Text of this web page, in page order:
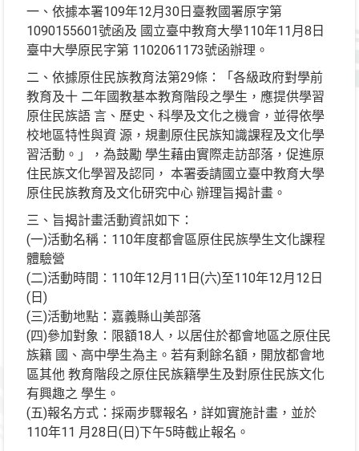
一、依據本署109年12月30日臺教國署原字第
1090155601號函及 國立臺中教育大學110年11月8日
臺中大學原民字第 1102061173號函辦理。
二、依據原住民族教育法第29條：「各級政府對學前
教育及十 二年國教基本教育階段之學生，應提供學習
原住民族語 言、歷史、科學及文化之機會，並得依學
校地區特性與資 源，規劃原住民族知識課程及文化學
習活動。」，為鼓勵 學生藉由實際走訪部落，促進原
住民族文化學習及認同， 本署委請國立臺中教育大學
原住民族教育及文化研究中心 辦理旨揭計畫。
三、旨揭計畫活動資訊如下：
(一)活動名稱：110年度都會區原住民族學生文化課程
體驗營
(二)活動時間：110年12月11日(六)至110年12月12日
(日)
(三)活動地點：嘉義縣山美部落
(四)參加對象：限額18人，以居住於都會地區之原住民
族籍 國、高中學生為主。若有剩餘名額，開放都會地
區其他 教育階段之原住民族籍學生及對原住民族文化
有興趣之 學生。
(五)報名方式：採兩步驟報名，詳如實施計畫，並於
110年11 月28日(日)下午5時截止報名。